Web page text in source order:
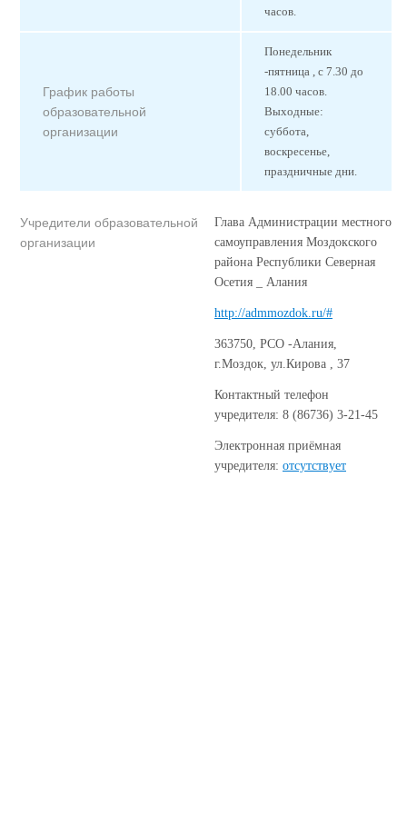
часов.
График работы
образовательной
организации
Понедельник
-пятница , с 7.30 до
18.00 часов.
Выходные:
суббота,
воскресенье,
праздничные дни.
Учредители образовательной
организации
Глава Администрации местного
самоуправления Моздокского
района Республики Северная
Осетия _ Алания
http://admmozdok.ru/#
363750, РСО -Алания,
г.Моздок, ул.Кирова , 37
Контактный телефон
учредителя: 8 (86736) 3-21-45
Электронная приёмная
учредителя: отсутствует